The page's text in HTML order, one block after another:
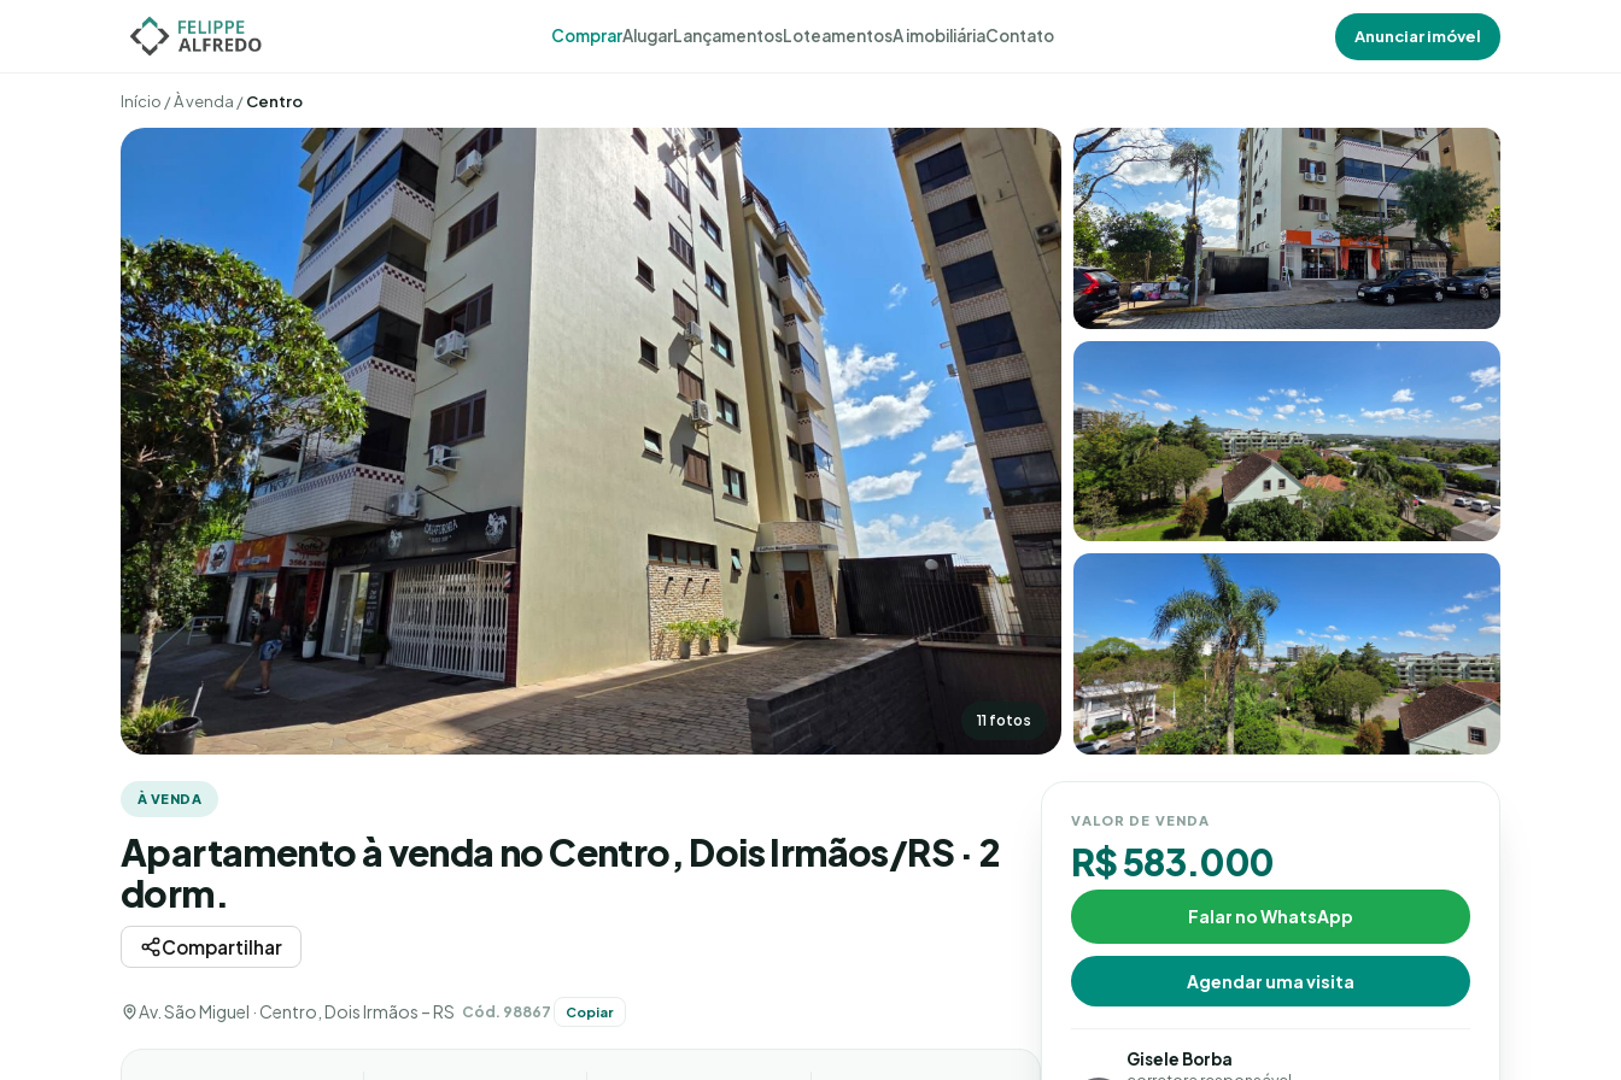
ComprarAlugarLançamentosLoteamentosA imobiliáriaContato Anunciar imóvel
Início /À venda /Centro
11 fotos
À VENDA
Apartamento à venda no Centro, Dois Irmãos/RS · 2
dorm.
Compartilhar
Av. São Miguel · Centro, Dois Irmãos – RS Cód. 98867 Copiar
VALOR DE VENDA
R$ 583.000
Falar no WhatsApp
Agendar uma visita
Gisele Borba